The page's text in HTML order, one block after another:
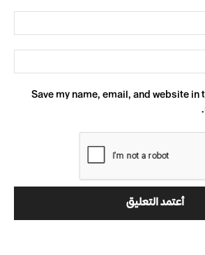
Save my name, email, and website in